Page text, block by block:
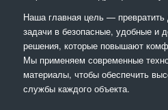
Наша главная цель —
задачи в безопасные, удобные и
решения, которые повышают
Мы применяем современные
материалы, чтобы обеспечить
службы каждого объекта.